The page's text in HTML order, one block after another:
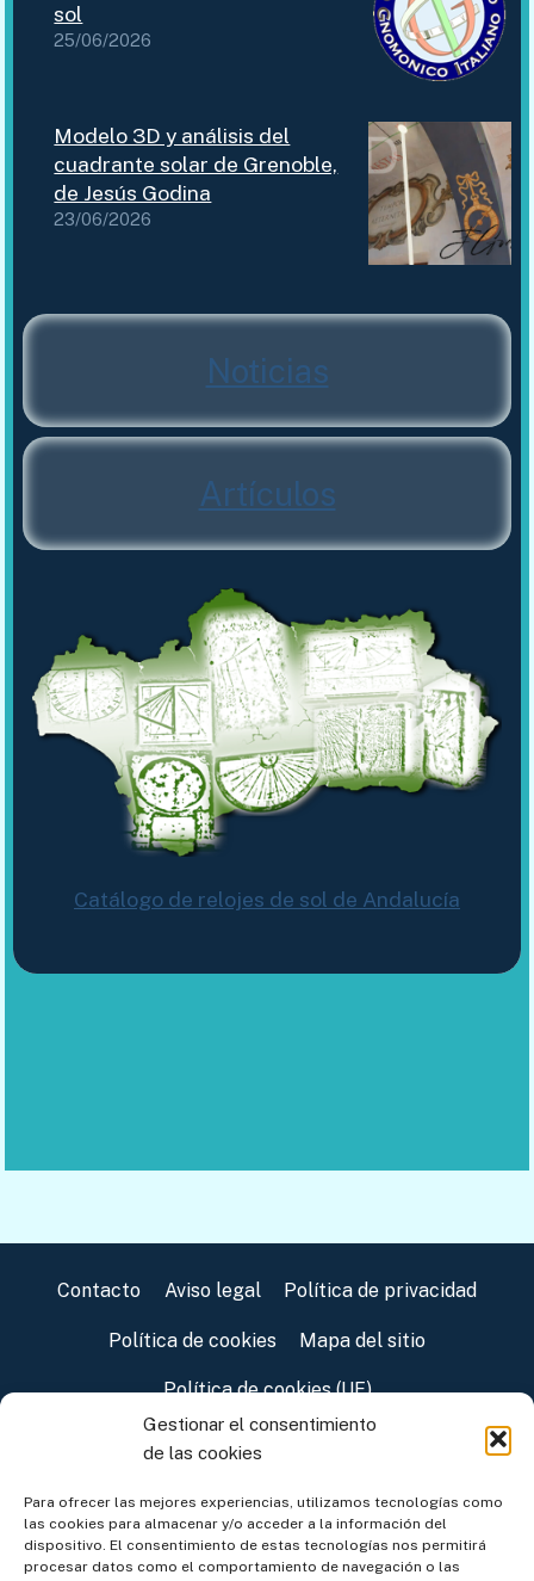
Gestionar el consentimiento
de las cookies
Para ofrecer las mejores experiencias, utilizamos tecnologías como
las cookies para almacenar y/o acceder a la información del
dispositivo. El consentimiento de estas tecnologías nos permitirá
procesar datos como el comportamiento de navegación o las
sol
25/06/2026
Modelo 3D y análisis del
cuadrante solar de Grenoble,
de Jesús Godina
23/06/2026
Noticias
Artículos
Catálogo de relojes de sol de Andalucía
Contacto Aviso legal Política de privacidad
Política de cookies Mapa del sitio
Política de cookies (UE)